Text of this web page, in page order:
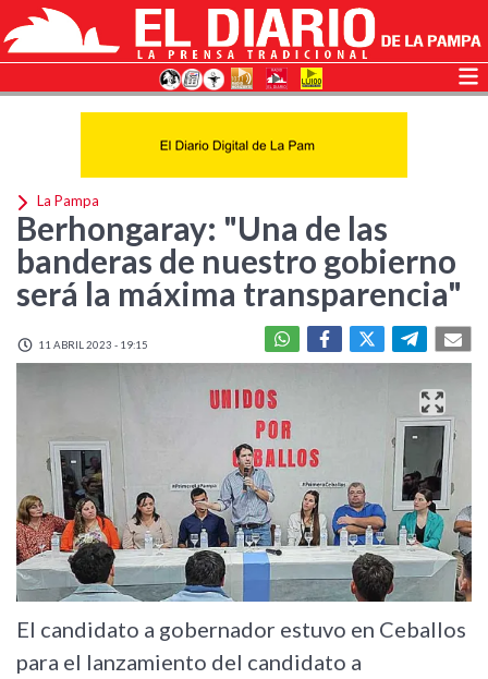
La Pampa
Berhongaray: "Una de las
banderas de nuestro gobierno
será la máxima transparencia"
11 ABRIL 2023 - 19:15
El candidato a gobernador estuvo en Ceballos
para el lanzamiento del candidato a